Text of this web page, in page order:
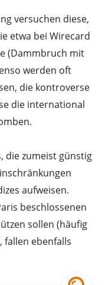
versuchen diese,
etwa bei Wirecard
(Dammbruch mit
werden oft
die kontroverse
die international
die zumeist günstig
aufweisen.
beschlossenen
sollen (häufig
fallen ebenfalls